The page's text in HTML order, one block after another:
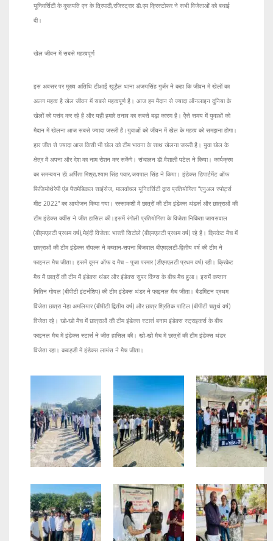
यूनिवर्सिटी के कुलपति एन के त्रिपाठी,रजिस्ट्रार डॅा.एम क्रिस्टोफर ने सभी विजेताओं को बधाई
दी।
खेल जीवन में सबसे महत्वपूर्ण
इस अवसर पर मुख्य अतिथि टीआई खुड़ैल थाना अजयसिंह गुर्जर ने कहा कि जीवन में खेलों का
अलग महत्व है खेल जीवन में सबसे महत्वपूर्ण है। आज हम मैदान से ज्यादा ऑनलाइन दुनिया के
खेलों को पसंद कर रहे है और यही हमारे तनाव का सबसे बड़ा कारण है। ऐेसे समय में युवाओं को
मैदान में खेलना आज सबसे ज्यादा जरूरी है।युवाओं को जीवन में खेल के महत्व को समझना होगा।
हार जीत से ज्यादा आज किसी भी खेल को टीम भावना के साथ खेलना जरूरी है। युवा खेल के
क्षेत्र में अपना और देश का नाम रोशन कर सकेंगे। संचालन डॅा.वैशाली पटेल ने किया। कार्यक्रम
का समन्वयन डॅा.अर्पिता मिश्रा,श्याम सिंह पवार,जयपाल सिंह ने किया। इंडेक्स डिपार्टमेंट ऑफ
फिजियोथेरेपी एंड पैरामेडिकल साइंसेज, मालवांचल यूनिवर्सिटी द्वारा प्रतियोगिता “एनुअल स्पोर्ट्स
मीट 2022” का आयोजन किया गया। रस्साकशी में छात्रों की टीम इंडेक्स थंडर्स और छात्राओं की
टीम इंडेक्स क्वींस ने जीत हासिल की।इसमें रंगोली प्रतियोगिता के विजेता निकिता जायसवाल
(बीएमएलटी प्रथम वर्ष),मेहंदी विजेता: भारती सिटोले (बीएमएलटी प्रथम वर्ष) रहे है। क्रिकेट मैच में
छात्राओं की टीम इंडेक्स रॉयल्स ने कप्तान-सपना बिंजवाल बीएमएलटी-द्वितीय वर्ष की टीम ने
फाइनल मैच जीता। इसमें वूमन ऑफ द मैच – पूजा परमार (डीएमएलटी प्रथम वर्ष) रही। क्रिकेट
मैच में छात्रों की टीम में इंडेक्स थंडर और इंडेक्स सुपर किंग्स के बीच मैच हुआ। इसमें कप्तान
नितिन गोयल (बीपीटी इंटर्नशिप) की टीम इंडेक्स थंडर ने फाइनल मैच जीता। बैडमिंटन प्रथम
विेजेता छात्रा नेहा अमलियार (बीपीटी द्वितीय वर्ष) और छात्र श्रितिक पाटिल (बीपीटी चतुर्थ वर्ष)
विजेता रहे। खो-खो मैच में छात्राओं की टीम इंडेक्स स्टार्स बनाम इंडेक्स स्ट्राइकर्स के बीच
फाइनल मैच में इंडेक्स स्टार्स ने जीत हासिल की। खो-खो मैच में छात्रों की टीम इंडेक्स थंडर
विजेता रहा। कबड्डी में इंडेक्स लायंस ने मैच जीता।